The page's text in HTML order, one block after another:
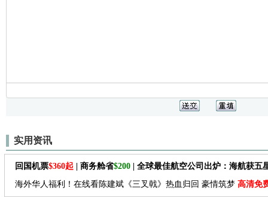
实用资讯
回国机票$360起 | 商务舱省$200 | 全球最佳航空公司出炉：海航获五
海外华人福利！在线看陈建斌《三叉戟》热血归回 豪情筑梦 高清免